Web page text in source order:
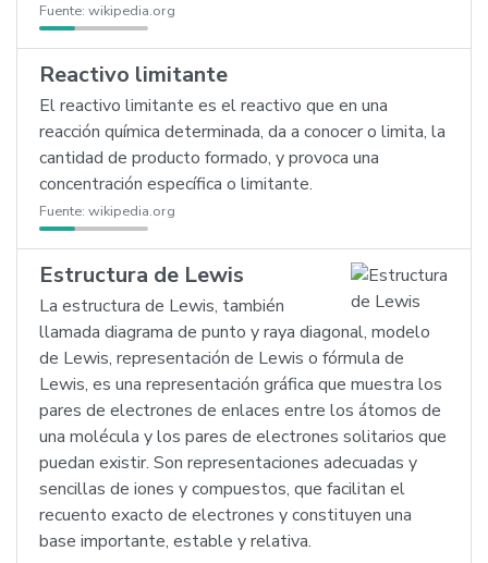
Fuente: wikipedia.org
Reactivo limitante
El reactivo limitante es el reactivo que en una
reacción química determinada, da a conocer o limita, la
cantidad de producto formado, y provoca una
concentración específica o limitante.
Fuente: wikipedia.org
Estructura de Lewis
La estructura de Lewis, también
llamada diagrama de punto y raya diagonal, modelo
de Lewis, representación de Lewis o fórmula de
Lewis, es una representación gráfica que muestra los
pares de electrones de enlaces entre los átomos de
una molécula y los pares de electrones solitarios que
puedan existir. Son representaciones adecuadas y
sencillas de iones y compuestos, que facilitan el
recuento exacto de electrones y constituyen una
base importante, estable y relativa.